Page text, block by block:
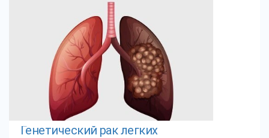
Генетический рак легких